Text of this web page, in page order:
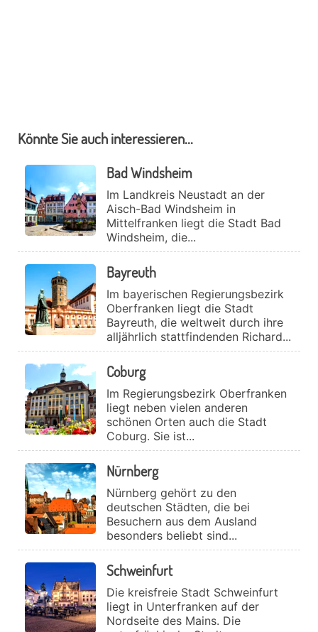
Könnte Sie auch interessieren...
Bad Windsheim
Im Landkreis Neustadt an der
Aisch-Bad Windsheim in
Mittelfranken liegt die Stadt Bad
Windsheim, die...
Bayreuth
Im bayerischen Regierungsbezirk
Oberfranken liegt die Stadt
Bayreuth, die weltweit durch ihre
alljährlich stattfindenden Richard...
Coburg
Im Regierungsbezirk Oberfranken
liegt neben vielen anderen
schönen Orten auch die Stadt
Coburg. Sie ist...
Nürnberg
Nürnberg gehört zu den
deutschen Städten, die bei
Besuchern aus dem Ausland
besonders beliebt sind...
Schweinfurt
Die kreisfreie Stadt Schweinfurt
liegt in Unterfranken auf der
Nordseite des Mains. Die